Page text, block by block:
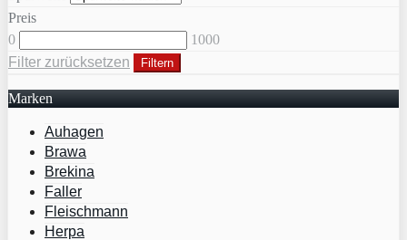
Preis
0
1000
Filter zurücksetzen
Filtern
Marken
Auhagen
Brawa
Brekina
Faller
Fleischmann
Herpa